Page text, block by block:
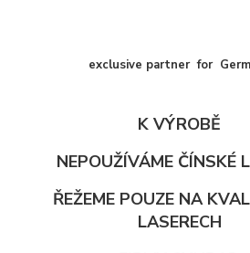
exclusive partner for
K VÝROBĚ
NEPOUŽÍVÁME ČÍNSKÉ
ŘEŽEME POUZE NA
LASERECH